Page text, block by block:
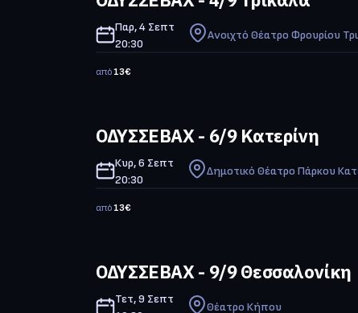
Παρ, 4 Σεπτ
20:30
Ανοιχτό Θέατρο Φρουρίου
από13€
ΟΔΥΣΣΕΒΑΧ - 6/9 Κατερίνη
Κυρ, 6 Σεπτ
20:30
Δημοτικό Θέατρο Πάρκου
από13€
ΟΔΥΣΣΕΒΑΧ - 9/9 Θεσσαλονίκη
Τετ, 9 Σεπτ
Θέατρο Κήπου